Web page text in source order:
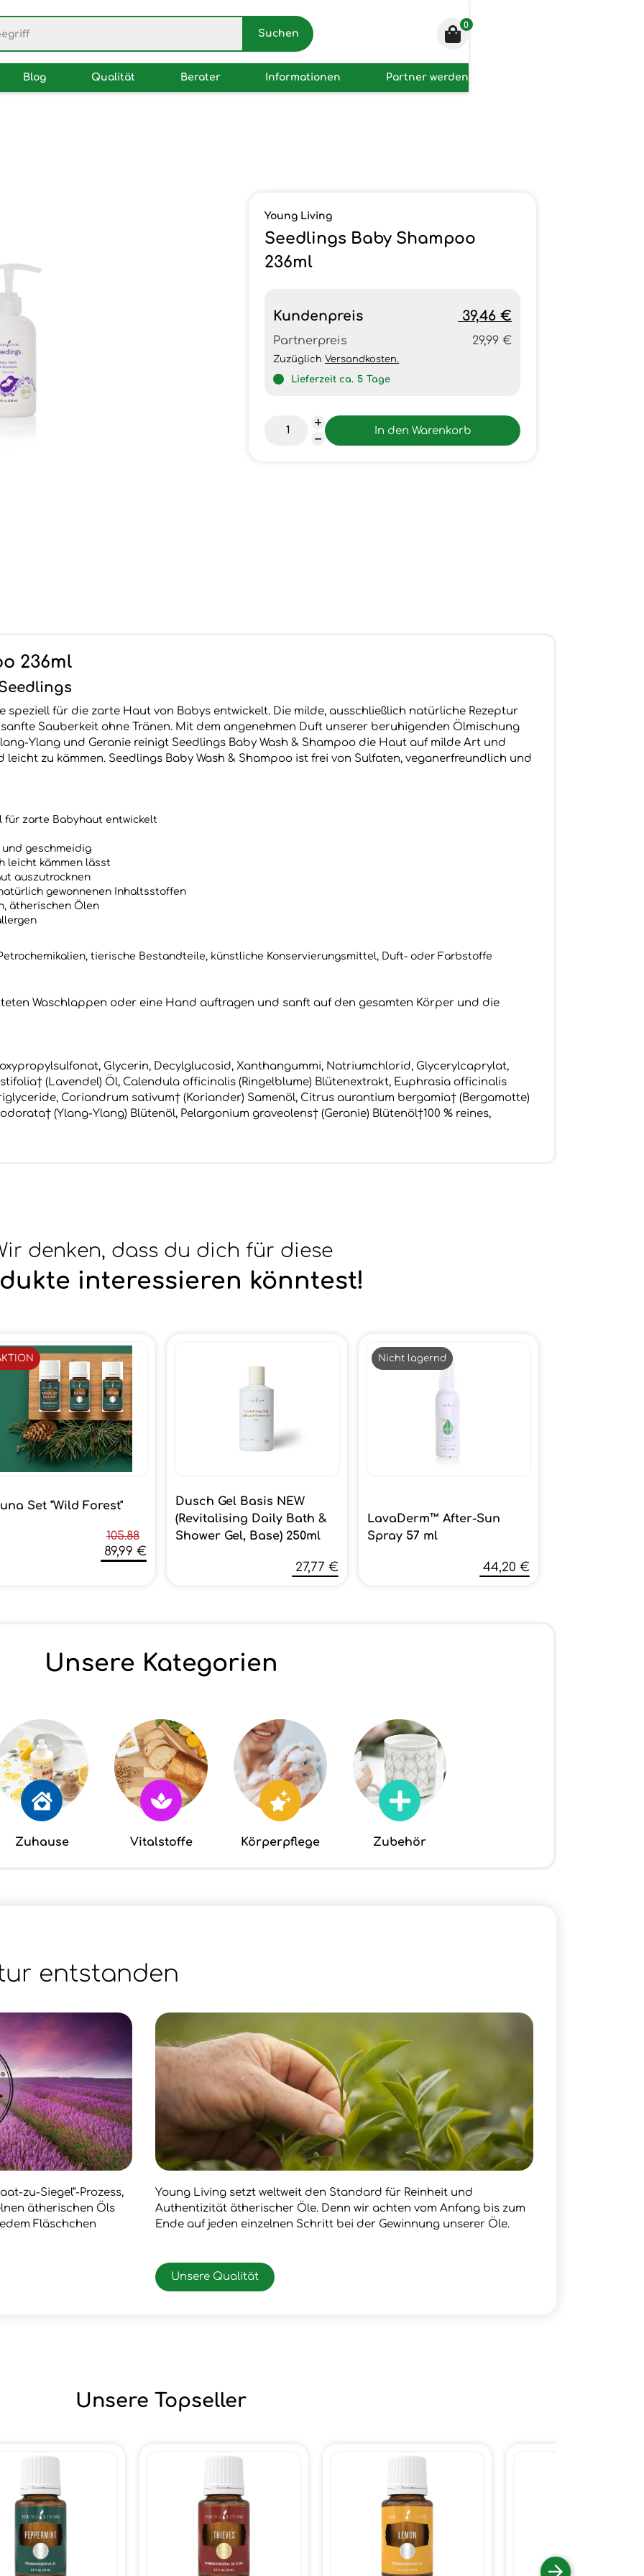
0
Blog Qualität Berater Informationen Partner werden
Young Living
Seedlings Baby Shampoo
236ml
Kundenpreis 39,46 €
Partnerpreis 29,99 €
Zuzüglich Versandkosten.
Lieferzeit ca. 5 Tage
236ml
speziell für die zarte Haut von Babys entwickelt. Die milde, ausschließlich natürliche Rezeptur
Sauberkeit ohne Tränen. Mit dem angenehmen Duft unserer beruhigenden Ölmischung
Ylang und Geranie reinigt Seedlings Baby Wash & Shampoo die Haut auf milde Art und
zu kämmen. Seedlings Baby Wash & Shampoo ist frei von Sulfaten, veganerfreundlich und
für zarte Babyhaut entwickelt
geschmeidig
leicht kämmen lässt
auszutrocknen
gewonnenen Inhaltsstoffen
ätherischen Ölen
tierische Bestandteile, künstliche Konservierungsmittel, Duft- oder Farbstoffe
Waschlappen oder eine Hand auftragen und sanft auf den gesamten Körper und die
Glycerin, Decylglucosid, Xanthangummi, Natriumchlorid, Glycerylcaprylat,
(Lavendel) Öl, Calendula officinalis (Ringelblume) Blütenextrakt, Euphrasia officinalis
Coriandrum sativum† (Koriander) Samenöl, Citrus aurantium bergamia† (Bergamotte)
(Ylang-Ylang) Blütenöl, Pelargonium graveolens† (Geranie) Blütenöl†100 % reines,
denken, dass du dich für diese
interessieren könntest!
Set "Wild Forest"
105.88
89,99 €
Dusch Gel Basis NEW
(Revitalising Daily Bath &
Shower Gel, Base) 250ml
27,77 €
LavaDerm™ After-Sun
Spray 57 ml
44,20 €
Nicht lagernd
Unsere Kategorien
Zuhause Vitalstoffe Körperpflege Zubehör
entstanden
zu-Siegel“-Prozess,
ätherischen Öls
Fläschchen
Young Living setzt weltweit den Standard für Reinheit und
Authentizität ätherischer Öle. Denn wir achten vom Anfang bis zum
Ende auf jeden einzelnen Schritt bei der Gewinnung unserer Öle.
Unsere Qualität
Unsere Topseller